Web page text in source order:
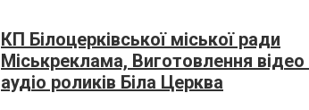
КП Білоцерківської міської ради
Міськреклама, Виготовлення відео
аудіо роликів Біла Церква